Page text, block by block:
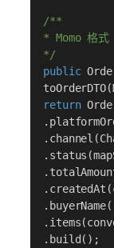
/**
* Momo 格
*/
public
return
.build();